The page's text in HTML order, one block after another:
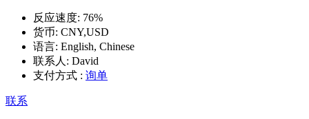
反应速度: 76%
货币: CNY,USD
语言: English, Chinese
联系人: David
支付方式 : 询单
联系